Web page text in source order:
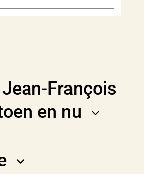
François
en nu